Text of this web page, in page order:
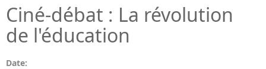
Ciné-débat : La révolution
de l'éducation
Date: